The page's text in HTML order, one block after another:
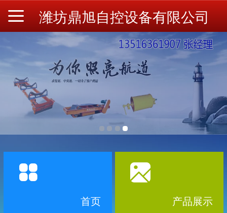
潍坊鼎旭自控设备有限公司
首页 产品展示